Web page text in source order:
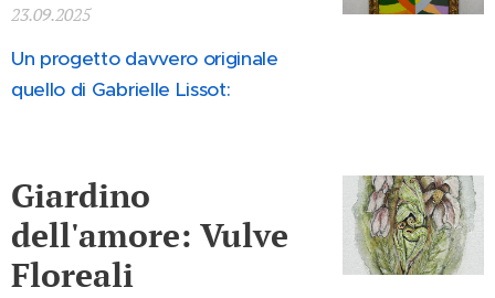
23.09.2025
Un progetto davvero originale
quello di Gabrielle Lissot:
Giardino
dell'amore: Vulve
Floreali